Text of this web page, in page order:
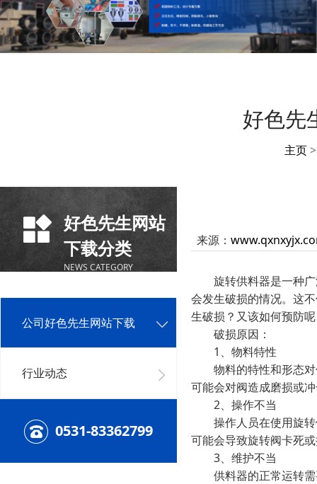
好色先
主页
好色先生网站
下载分类
NEWS CATEGORY
公司好色先生网站下载
行业动态
0531-83362799
来源：
旋转供料器是一种广
会发生破损的情况。这
生破损？又该如何预防
破损原因：
1、物料特性
物料的特性和形态对
可能会对阀造成磨损或
2、操作不当
操作人员在使用旋转
可能会导致旋转阀卡死
3、维护不当
供料器的正常运转需